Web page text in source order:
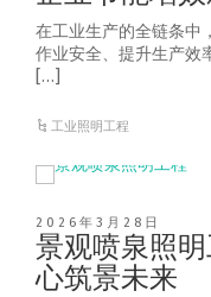
在工业生产的全链条中
作业安全、提升生产效
[…]
工业照明工程
2026年3月28日
景观喷泉照
心筑景未来